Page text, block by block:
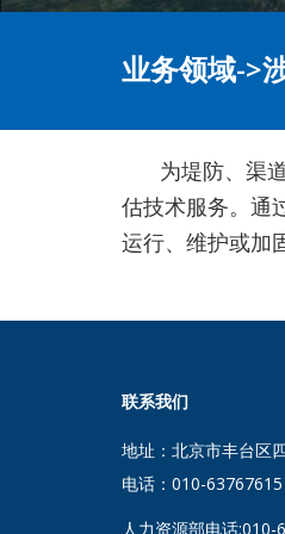
业务领域->
为堤防、渠
估技术服务。通
运行、维护或加
联系我们
地址：北京市丰台区
电话：010-63767615
人力资源部电话